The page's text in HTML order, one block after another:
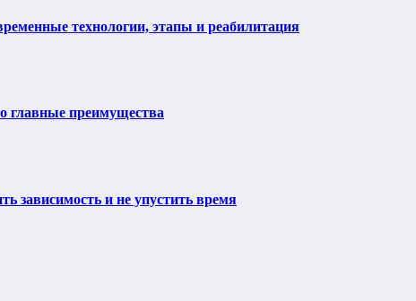
технологии, этапы и реабилитация
главные преимущества
зависимость и не упустить время